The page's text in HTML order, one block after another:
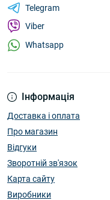
Інформація
Доставка і оплата
Про магазин
Відгуки
Зворотній зв'язок
Карта сайту
Виробники
Telegram
Viber
Whatsapp